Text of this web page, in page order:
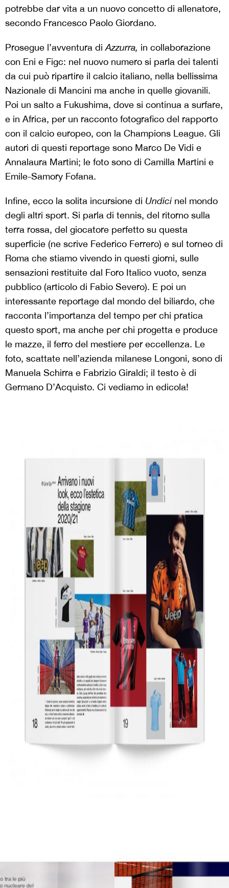
potrebbe dar vita a un nuovo concetto di allenatore,
secondo Francesco Paolo Giordano.
Prosegue l’avventura diAzzurra, in collaborazione
con Eni e Figc: nel nuovo numero si parla dei talenti
da cui può ripartire il calcio italiano, nella bellissima
Nazionale di Mancini ma anche in quelle giovanili.
Poi un salto a Fukushima, dove si continua a surfare,
e in Africa, per un racconto fotografico del rapporto
con il calcio europeo, con la Champions League. Gli
autori di questi reportage sono Marco De Vidi e
Annalaura Martini; le foto sono di Camilla Martini e
Emile-Samory Fofana.
Infine, ecco la solita incursione di Undici nel mondo
degli altri sport. Si parla di tennis, del ritorno sulla
terra rossa, del giocatore perfetto su questa
superficie (ne scrive Federico Ferrero) e sul torneo di
Roma che stiamo vivendo in questi giorni, sulle
sensazioni restituite dal Foro Italico vuoto, senza
pubblico (articolo di Fabio Severo). E poi un
interessante reportage dal mondo del biliardo, che
racconta l’importanza del tempo per chi pratica
questo sport, ma anche per chi progetta e produce
le mazze, il ferro del mestiere per eccellenza. Le
foto, scattate nell’azienda milanese Longoni, sono di
Manuela Schirra e Fabrizio Giraldi; il testo è di
Germano D’Acquisto. Ci vediamo in edicola!